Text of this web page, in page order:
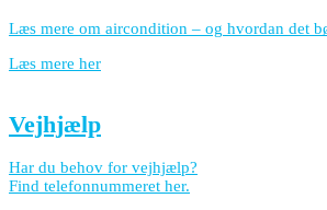
Læs mere om aircondition – og hvordan det
Læs mere her
Vejhjælp
Har du behov for vejhjælp?
Find telefonnummeret her.